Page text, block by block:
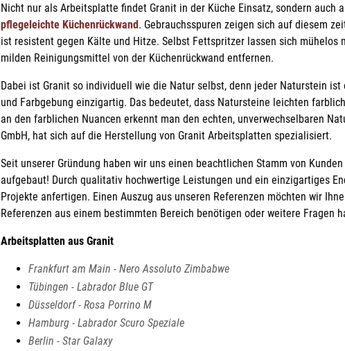
Nicht nur als Arbeitsplatte findet Granit in der Küche Einsatz, sondern auch
pflegeleichte Küchenrückwand. Gebrauchsspuren zeigen sich auf diesem
ist resistent gegen Kälte und Hitze. Selbst Fettspritzer lassen sich mühelos
milden Reinigungsmittel von der Küchenrückwand entfernen.
Dabei ist Granit so individuell wie die Natur selbst, denn jeder Naturstein
und Farbgebung einzigartig. Das bedeutet, dass Natursteine leichten
an den farblichen Nuancen erkennt man den echten, unverwechselbaren
GmbH, hat sich auf die Herstellung von Granit Arbeitsplatten spezialisiert.
Seit unserer Gründung haben wir uns einen beachtlichen Stamm von
aufgebaut! Durch qualitativ hochwertige Leistungen und ein einzigartiges
Projekte anfertigen. Einen Auszug aus unseren Referenzen möchten wir
Referenzen aus einem bestimmten Bereich benötigen oder weitere Fragen
Arbeitsplatten aus Granit
Frankfurt am Main - Nero Assoluto Zimbabwe
Tübingen - Labrador Blue GT
Düsseldorf - Rosa Porrino M
Hamburg - Labrador Scuro Speziale
Berlin - Star Galaxy